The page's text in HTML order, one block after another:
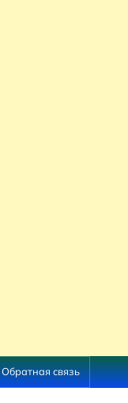
Обратная связь